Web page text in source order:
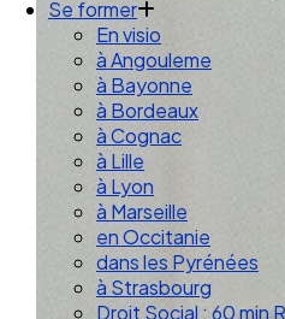
Se former
En visio
à Angouleme
à Bayonne
à Bordeaux
à Cognac
à Lille
à Lyon
à Marseille
en Occitanie
dans les Pyrénées
à Strasbourg
Droit Social : 60 min